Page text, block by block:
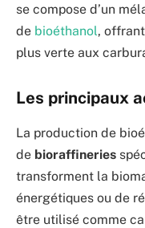
se compose d’un
de bioéthanol,
plus verte aux
Les principaux
La production de
de bioraffineries
transforment la
énergétiques ou de
être utilisé comme